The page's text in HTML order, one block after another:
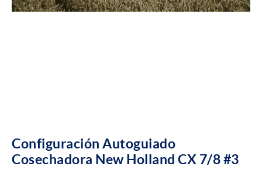
Configuración Autoguiado
Cosechadora New Holland CX 7/8 #3